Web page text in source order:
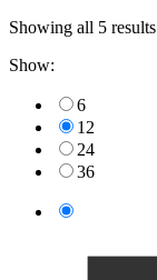
Showing all 5 results
Show:
6
12
24
36